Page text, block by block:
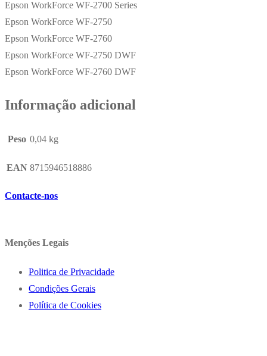
Epson WorkForce WF-2700 Series
Epson WorkForce WF-2750
Epson WorkForce WF-2760
Epson WorkForce WF-2750 DWF
Epson WorkForce WF-2760 DWF
Informação adicional
Peso 0,04 kg
EAN 8715946518886
Contacte-nos
Menções Legais
Politica de Privacidade
Condições Gerais
Política de Cookies